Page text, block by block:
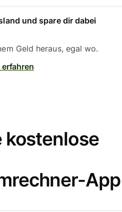
und spare dir dabei
Geld heraus, egal wo.
erfahren
kostenlose
App